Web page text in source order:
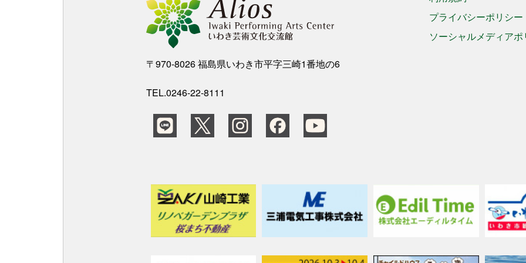
〒970-8026 福島県いわき市平字三崎1番地の6
TEL.0246-22-8111
プライバシーポリシー
ソーシャルメディア